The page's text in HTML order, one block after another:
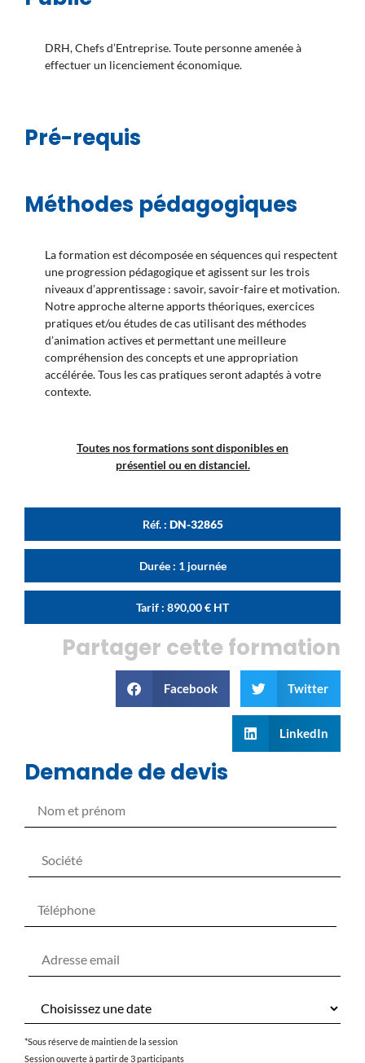
DRH, Chefs d’Entreprise. Toute personne amenée à
effectuer un licenciement économique.
Pré-requis
Méthodes pédagogiques
La formation est décomposée en séquences qui respectent
une progression pédagogique et agissent sur les trois
niveaux d’apprentissage : savoir, savoir-faire et motivation.
Notre approche alterne apports théoriques, exercices
pratiques et/ou études de cas utilisant des méthodes
d’animation actives et permettant une meilleure
compréhension des concepts et une appropriation
accélérée. Tous les cas pratiques seront adaptés à votre
contexte.
Toutes nos formations sont disponibles en
présentiel ou en distanciel.
Réf. : DN-32865
Durée : 1 journée
Tarif : 890,00€ HT
Partager cette formation
Facebook Twitter
LinkedIn
Demande de devis
*Sous réserve de maintien de la session
Session ouverte à partir de 3 participants